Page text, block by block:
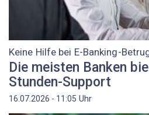
Keine Hilfe bei E-Banking-
Die meisten Banken
Stunden-Support
16.07.2026 - 11:05 Uhr